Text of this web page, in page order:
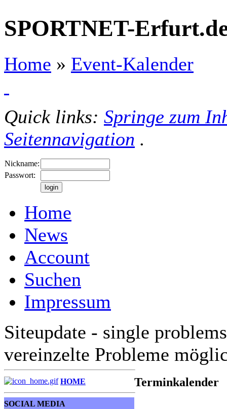
SPORTNET-
Home » Event-Kalender
Quick links: Springe zum
Seitennavigation .
Nickname:
Passwort:
Home
News
Account
Suchen
Impressum
Siteupdate - single
vereinzelte Probleme
HOME
SOCIAL MEDIA
Terminkalender